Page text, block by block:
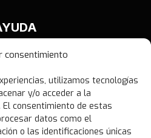
consentimiento
utilizamos tecnologías
y/o acceder a la
consentimiento de estas
datos como el
o las identificaciones únicas
Privacidad
Devoluciones